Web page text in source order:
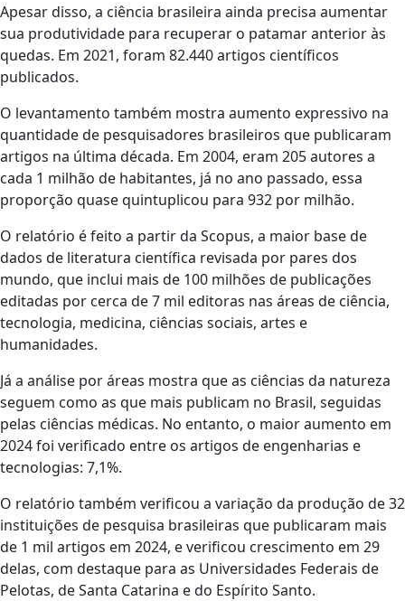
Apesar disso, a ciência brasileira ainda precisa aumentar
sua produtividade para recuperar o patamar anterior às
quedas. Em 2021, foram 82.440 artigos científicos
publicados.
O levantamento também mostra aumento expressivo na
quantidade de pesquisadores brasileiros que publicaram
artigos na última década. Em 2004, eram 205 autores a
cada 1 milhão de habitantes, já no ano passado, essa
proporção quase quintuplicou para 932 por milhão.
O relatório é feito a partir da Scopus, a maior base de
dados de literatura científica revisada por pares dos
mundo, que inclui mais de 100 milhões de publicações
editadas por cerca de 7 mil editoras nas áreas de ciência,
tecnologia, medicina, ciências sociais, artes e
humanidades.
Já a análise por áreas mostra que as ciências da natureza
seguem como as que mais publicam no Brasil, seguidas
pelas ciências médicas. No entanto, o maior aumento em
2024 foi verificado entre os artigos de engenharias e
tecnologias: 7,1%.
O relatório também verificou a variação da produção de 32
instituições de pesquisa brasileiras que publicaram mais
de 1 mil artigos em 2024, e verificou crescimento em 29
delas, com destaque para as Universidades Federais de
Pelotas, de Santa Catarina e do Espírito Santo.